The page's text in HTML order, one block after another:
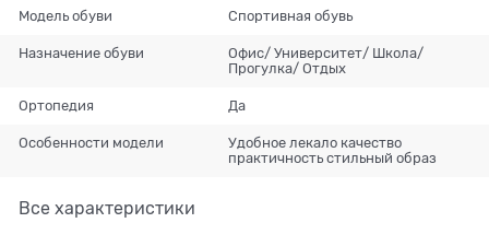
Модель обуви Спортивная обувь
Назначение обуви
Офис/ Университет/ Школа/
Прогулка/ Отдых
Ортопедия Да
Особенности модели
Удобное лекало качество
практичность стильный образ
Все характеристики